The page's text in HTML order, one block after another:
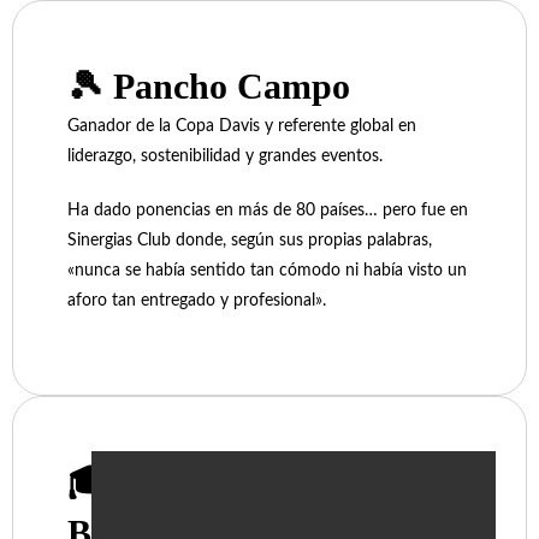
🎾 Pancho Campo
Ganador de la Copa Davis y referente global en
liderazgo, sostenibilidad y grandes eventos.
Ha dado ponencias en más de 80 países… pero fue en
Sinergias Club donde, según sus propias palabras,
«nunca se había sentido tan cómodo ni había visto un
aforo tan entregado y profesional».
🎓